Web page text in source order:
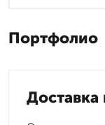
Портфолио
Доставка